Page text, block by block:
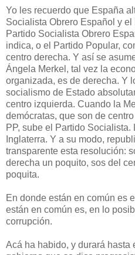
Yo les recuerdo que España
Socialista Obrero Español y el
Partido Socialista Obrero
indica, o el Partido Popular,
centro derecha. Y así se
Ángela Merkel, tal vez la
organizada, es de derecha. Y
socialismo de Estado
centro izquierda. Cuando la
demócratas, que son de
PP, sube el Partido Socialista.
Inglaterra. Y a su modo,
transparente esta resolución:
derecha un poquito, sos del
poquita.
En donde están en común es
están en común es, en lo
corrupción.
Acá ha habido, y durará hasta